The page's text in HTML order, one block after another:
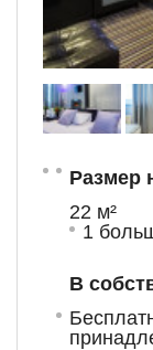
Размер
22 м²
1
В